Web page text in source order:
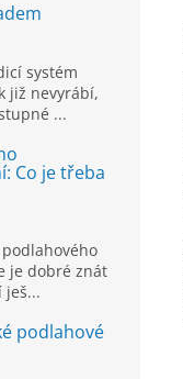
systém
již nevyrábí,
...
Co je třeba
je dobré znát
ješ...
podlahové